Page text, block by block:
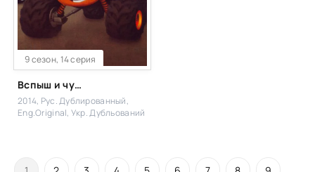
9 сезон, 14 серия
Вспыш и чудо-машинки
2014, Рус. Дублированный,
Eng.Original, Укр. Дубльований